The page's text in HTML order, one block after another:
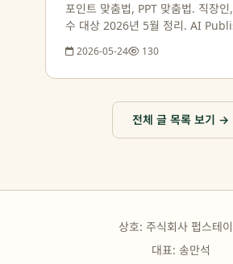
포인트 맞춤법, PPT 맞춤법. 직장
수 대상 2026년 5월 정리. AI
Agent 첫 문서 15만자 무료 체험.
적 사용자 200명 검증 데이터와 함
가이드입니다.
2026-05-24 130
전체 글 목록 보기 →
상호: 주식회사 펍스테
대표: 송만석